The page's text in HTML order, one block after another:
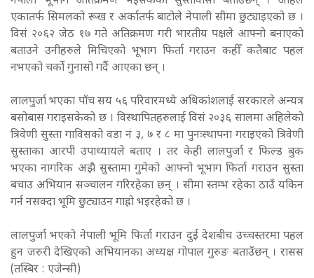
एकातर्फ सिमलको रूख र अर्कातर्फ बाटोले नेपाली सीमा छुट्याइएको छ ।
विसं २०६२ जेठ १७ गते अतिक्रमण गरी भारतीय पक्षले आफ्नो बनाएको
बताउने उनीहरुले मिचिएको भूभाग फिर्ता गराउन कहीँ कतैबाट पहल
नभएको चर्को गुनासो गर्दै आएका छन् ।
लालपुर्जा भएका पाँच सय ५६ परिवारमध्ये अधिकांशलाई सरकारले अन्यत्र
बसोबास गराइसकेको छ । विस्थापितहरुलाई विसं २०३६ सालमा अहिलेको
त्रिवेणी सुस्ता गाविसको वडा नं ३, ७ र ८ मा पुनःस्थापना गराइएको त्रिवेणी
सुस्ताका आरपी उपाध्यायले बताए । तर केही लालपुर्जा र फिल्ड बुक
भएका नागरिक अझै सुस्तामा गुमेको आफ्नो भूभाग फिर्ता गराउन सुस्ता
बचाउ अभियान सञ्चालन गरिरहेका छन् । सीमा स्तम्भ रहेका ठाउँ यकिन
गर्न नसक्दा भूमि छुट्याउन गाह्रो भइरहेको छ ।
लालपुर्जा भएको नेपाली भूमि फिर्ता गराउन दुई देशबीच उच्चस्तरमा पहल
हुन जरुरी देखिएको अभियानका अध्यक्ष गोपाल गुरुङ बताउँछन् । रासस
(तस्बिर : एजेन्सी)